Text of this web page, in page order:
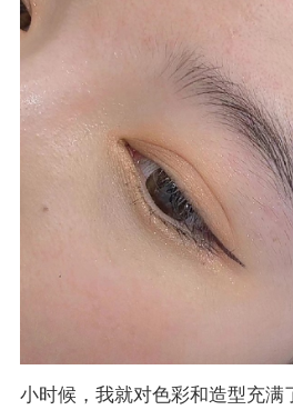
小时候，我就对色彩和造型充满